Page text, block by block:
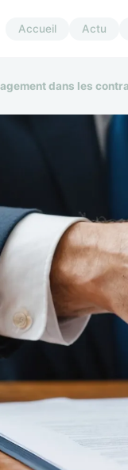
Accueil Actu
dans les